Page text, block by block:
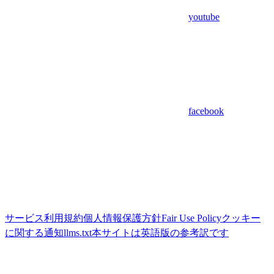
youtube
facebook
サービス利用規約個人情報保護方針Fair Use Policyクッキー
に関する通知llms.txt本サイトは英語版の参考訳です